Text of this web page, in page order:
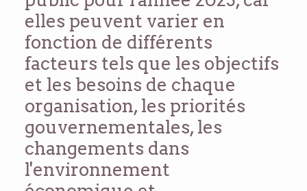
elles peuvent varier en
fonction de différents
facteurs tels que les objectifs
et les besoins de chaque
organisation, les priorités
gouvernementales, les
changements dans
l'environnement